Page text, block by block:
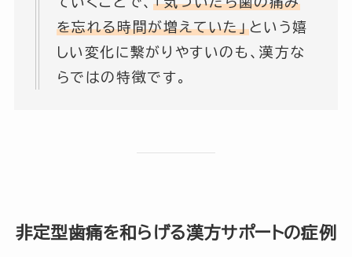
を忘れる時間が増えていた」という嬉
しい変化に繋がりやすいのも、漢方な
らではの特徴です。
非定型歯痛を和らげる漢方サポートの症例